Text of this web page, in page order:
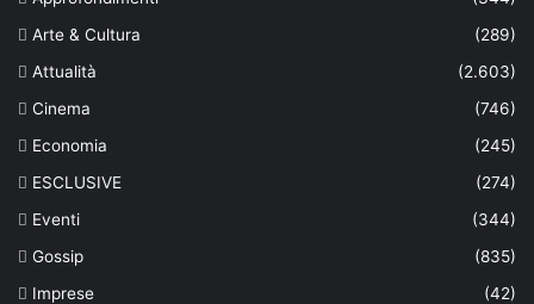
Arte & Cultura
(289)
Attualità
(2.603)
Cinema
(746)
Economia
(245)
ESCLUSIVE
(274)
Eventi
(344)
Gossip
(835)
Imprese
(42)